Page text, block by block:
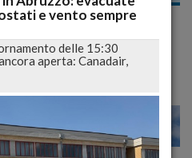
fresca: temporali in
atteso!
27
e vento sempre
delle 15:30
aperta: Canadair,